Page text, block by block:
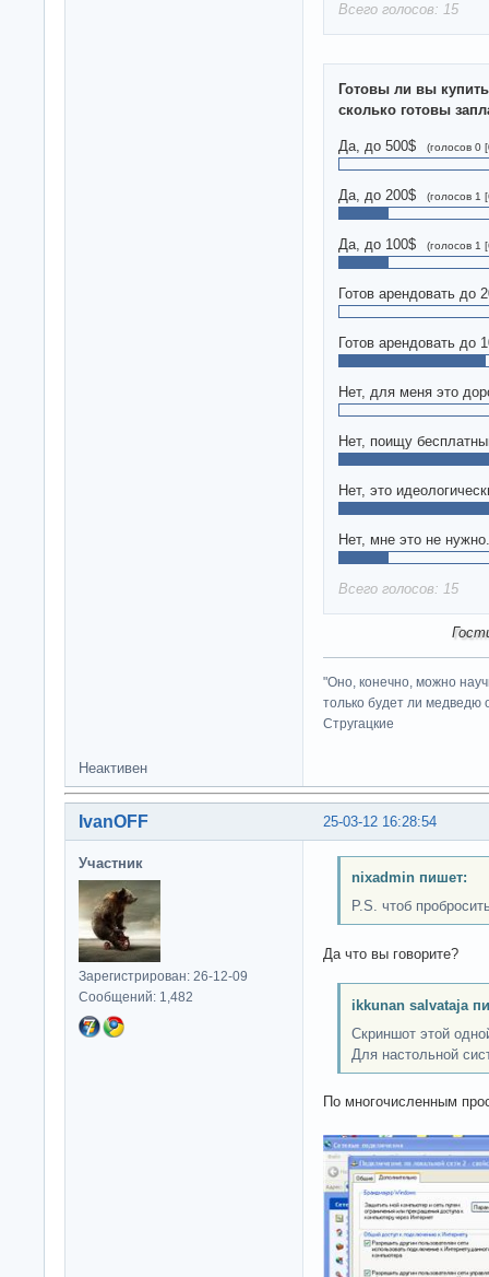
Всего голосов: 15
Готовы ли вы
сколько готовы
Да, до 500$ (голосов 0
Да, до 200$ (голосов 1
Да, до 100$ (голосов 1
Готов арендовать до
Готов арендовать до
Нет, для меня это
Нет, поищу
Нет, это
Нет, мне это не нужно.
Всего голосов: 15
"Оно, конечно, можно
только будет ли медведю
Стругацкие
Неактивен
25-03-12 16:28:54
IvanOFF
Участник
Зарегистрирован: 26-12-09
Сообщений: 1,482
nixadmin пишет:
P.S. чтоб
Да что вы говорите?
ikkunan salvataja
Скриншот этой
Для настольной
По многочисленным